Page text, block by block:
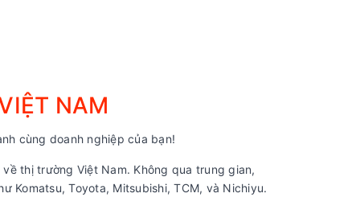
NAM
cùng doanh nghiệp của bạn!
về thị trường Việt Nam. Không qua trung gian,
Komatsu, Toyota, Mitsubishi, TCM, và Nichiyu.